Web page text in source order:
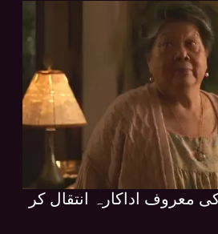
معروف اداکارہ انتقال کر